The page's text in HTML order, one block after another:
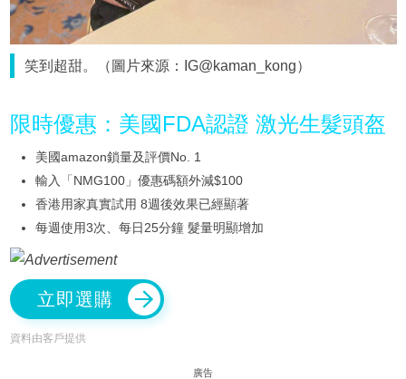
笑到超甜。（圖片來源：IG@kaman_kong）
限時優惠：美國FDA認證 激光生髮頭盔
美國amazon鎖量及評價No. 1
輸入「NMG100」優惠碼額外減$100
香港用家真實試用 8週後效果已經顯著
每週使用3次、每日25分鐘 髮量明顯增加
立即選購
資料由客戶提供
廣告